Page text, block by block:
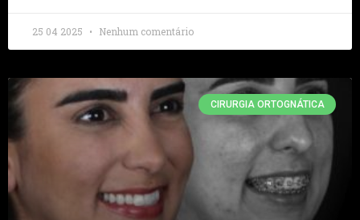
25 04 2025 Nenhum comentário
CIRURGIA ORTOGNÁTICA